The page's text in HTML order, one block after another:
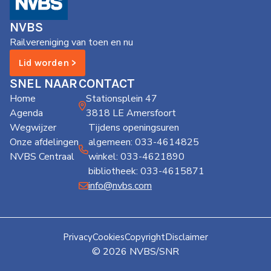
NVBS
Wegwijzer
Mijn
NVBS
NVBS
Railvereniging van toen en nu
Lid worden >
SNEL NAAR
Home
Agenda
Wegwijzer
Onze afdelingen
NVBS Centraal
CONTACT
Stationsplein 47
3818 LE Amersfoort
Tijdens openingsuren
algemeen: 033-4614825
winkel: 033-4621890
bibliotheek: 033-4615871
info@nvbs.com
© 2026 NVBS/SNR
PrivacyCookiesCopyrightDisclaimer